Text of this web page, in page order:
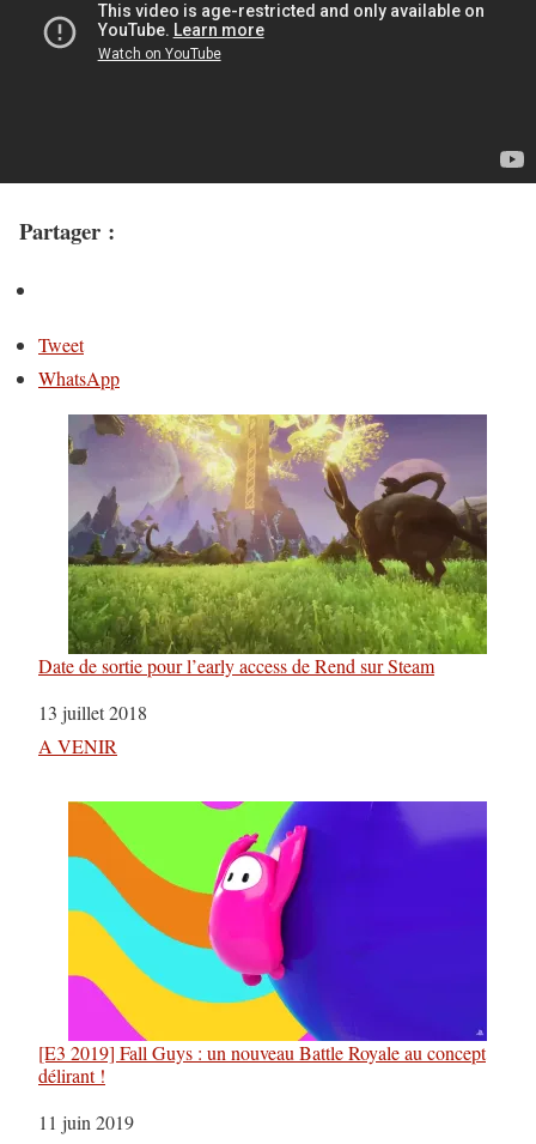
Partager :
Tweet
WhatsApp
Date de sortie pour l’early access de Rend sur Steam
Date
13 juillet 2018
Par rapport à
A VENIR
[E3 2019] Fall Guys : un nouveau Battle Royale au concept
délirant !
Date
11 juin 2019